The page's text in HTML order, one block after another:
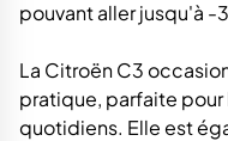
pouvant aller jusqu'à -
La Citroën C3
pratique, parfaite
quotidiens. Elle est